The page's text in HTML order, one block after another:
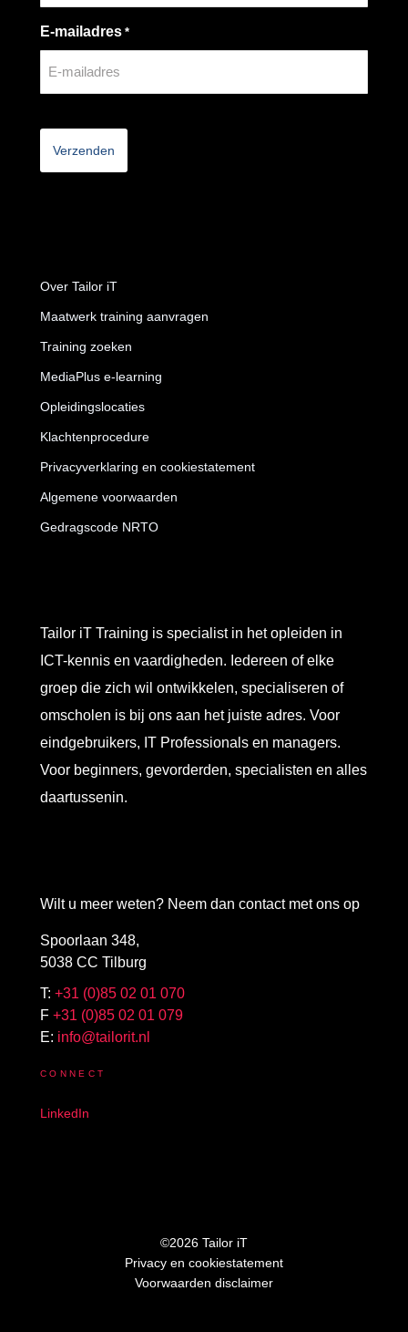
Wilt u meer weten? Neem dan contact met ons op
Spoorlaan 348,
5038 CC Tilburg
T: +31 (0)85 02 01 070
F +31 (0)85 02 01 079
E: info@tailorit.nl
CONNECT
LinkedIn
Tailor iT Training is specialist in het opleiden in
ICT-kennis en vaardigheden. Iedereen of elke
groep die zich wil ontwikkelen, specialiseren of
omscholen is bij ons aan het juiste adres. Voor
eindgebruikers, IT Professionals en managers.
Voor beginners, gevorderden, specialisten en alles
daartussenin.
Over Tailor iT
Maatwerk training aanvragen
Training zoeken
MediaPlus e-learning
Opleidingslocaties
Klachtenprocedure
Privacyverklaring en cookiestatement
Algemene voorwaarden
Gedragscode NRTO
E-mailadres *
©2026 Tailor iT
Privacy en cookiestatement
Voorwaarden disclaimer